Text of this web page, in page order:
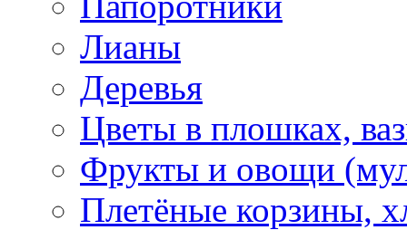
Лианы
Деревья
Цветы в плошках,
Фрукты и овощи
Плетёные корзины,